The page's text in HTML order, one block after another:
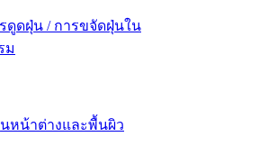
ดูดฝุ่น / การขจัดฝุ่นใน
ม
นหน้าต่างและพื้นผิว